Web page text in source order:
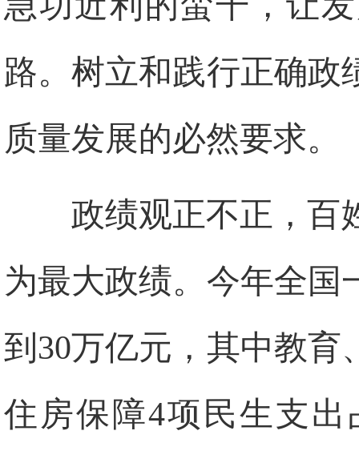
路。树立和践行正确政
质量发展的必然要求。
政绩观正不正，百
为最大政绩。今年全国
到30万亿元，其中教育
住房保障4项民生支出